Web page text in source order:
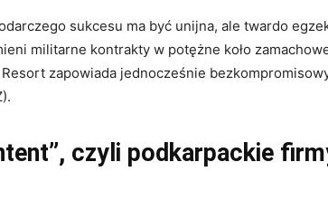
sukcesu ma być unijna, ale twardo
militarne kontrakty w potężne koło
zapowiada jednocześnie
czyli podkarpackie